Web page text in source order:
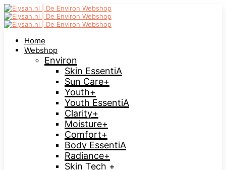
Home
Webshop
Environ
Skin EssentiA
Sun Care+
Youth+
Youth EssentiA
Clarity+
Moisture+
Comfort+
Body EssentiA
Radiance+
Skin Tech +